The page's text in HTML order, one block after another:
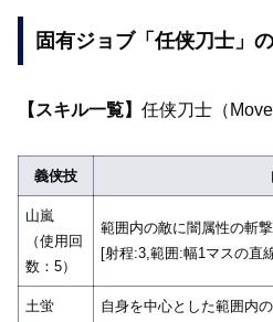
固有ジョブ「任侠刀士」
【スキル一覧】 任侠刀士（Move
義侠技
山嵐
（使用回
数：5）
範囲内の敵に闇属性の斬
[射程:3,範囲:幅1マスの直
土蛍
自身を中心とした範囲内